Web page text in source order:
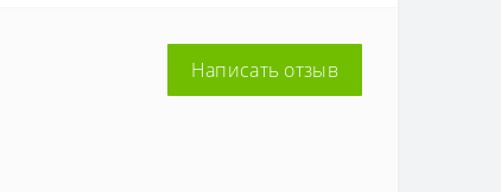
Написать отзыв